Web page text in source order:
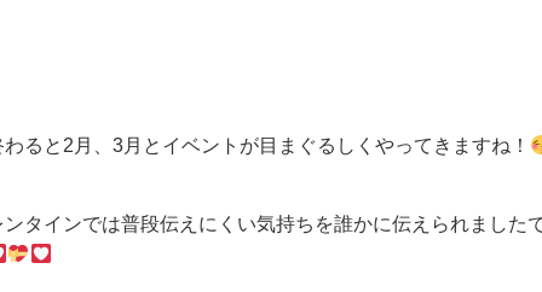
ると2月、3月とイベントが目まぐるしくやってきますね！
タインでは普段伝えにくい気持ちを誰かに伝えられました